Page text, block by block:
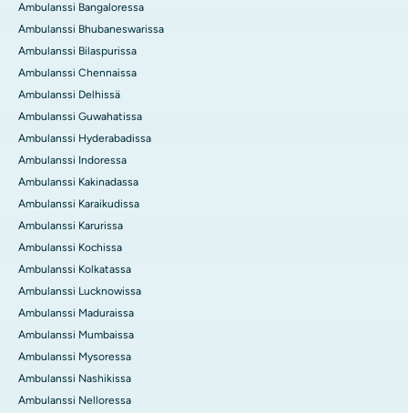
Ambulanssi Bangaloressa
Ambulanssi Bhubaneswarissa
Ambulanssi Bilaspurissa
Ambulanssi Chennaissa
Ambulanssi Delhissä
Ambulanssi Guwahatissa
Ambulanssi Hyderabadissa
Ambulanssi Indoressa
Ambulanssi Kakinadassa
Ambulanssi Karaikudissa
Ambulanssi Karurissa
Ambulanssi Kochissa
Ambulanssi Kolkatassa
Ambulanssi Lucknowissa
Ambulanssi Maduraissa
Ambulanssi Mumbaissa
Ambulanssi Mysoressa
Ambulanssi Nashikissa
Ambulanssi Nelloressa